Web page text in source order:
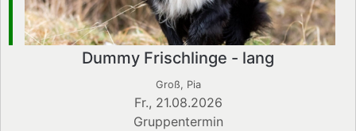
Dummy Frischlinge - lang
Groß, Pia
Fr., 21.08.2026
Gruppentermin